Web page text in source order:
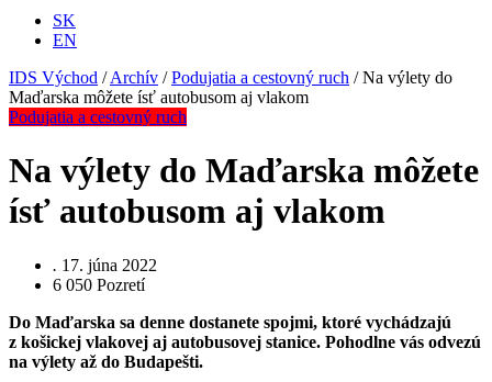
SK
EN
IDS Východ /Archív /Podujatia a cestovný ruch /Na výlety do
Maďarska môžete ísť autobusom aj vlakom
Podujatia a cestovný ruch
Na výlety do Maďarska môžete
ísť autobusom aj vlakom
. 17. júna 2022
6 050 Pozretí
Do Maďarska sa denne dostanete spojmi, ktoré vychádzajú
z košickej vlakovej aj autobusovej stanice. Pohodlne vás odvezú
na výlety až do Budapešti.